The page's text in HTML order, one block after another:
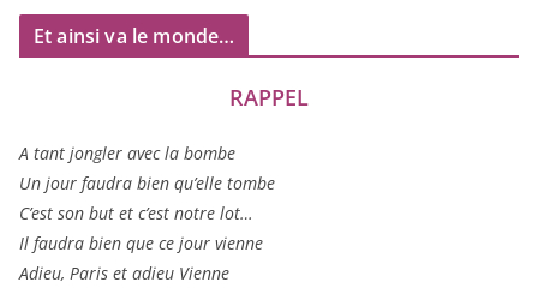
Et ainsi va le monde…
RAPPEL
A tant jon­gler avec la bombe
Un jour fau­dra bien qu’elle tombe
C’est son but et c’est notre lot…
Il fau­dra bien que ce jour vienne
Adieu, Paris et adieu Vienne